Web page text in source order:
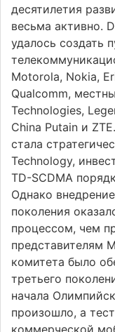
десятилетия
весьма активно.
удалось создать
Motorola, Nokia,
Qualcomm,
Technologies,
China Putain и
стала
Technology,
TD-SCDMA
Однако
поколения
процессом, чем
представителям
комитета было
третьего
начала
произошло, а
коммерческой